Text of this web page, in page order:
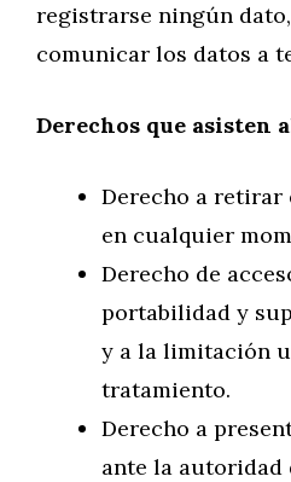
registrarse ningún
comunicar los datos a
Derechos que asisten
Derecho a
en cualquier
Derecho de
portabilidad y
y a la limitación
tratamiento.
Derecho a
ante la autoridad